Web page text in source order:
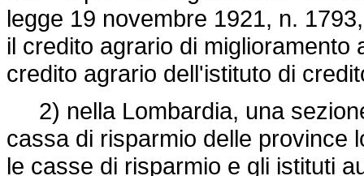
legge 19 novembre 1921, n. 1793
il credito agrario di
credito agrario dell'istituto di
2) nella Lombardia, una
cassa di risparmio delle province
le casse di risparmio e gli istituti